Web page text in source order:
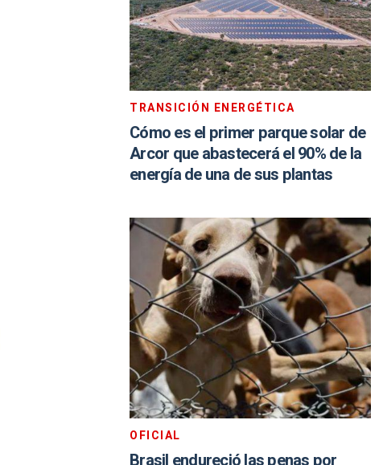
TRANSICIÓN ENERGÉTICA
Cómo es el primer parque solar de
Arcor que abastecerá el 90% de la
energía de una de sus plantas
OFICIAL